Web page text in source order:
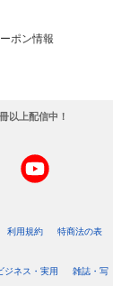
ポン情報
以上配信中！
利用規約
特商法の表
ジネス・実用
雑誌・写